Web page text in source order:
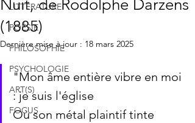
LITTÉRATURE
POÉSIE
PHILOSOPHIE
PSYCHOLOGIE
ART(S)
FOCUS
Nuit, de Rodolphe Darzens
(1885)
Dernière mise à jour : 18 mars 2025
"Mon âme entière vibre en moi
: je suis l'église
Où son métal plaintif tinte